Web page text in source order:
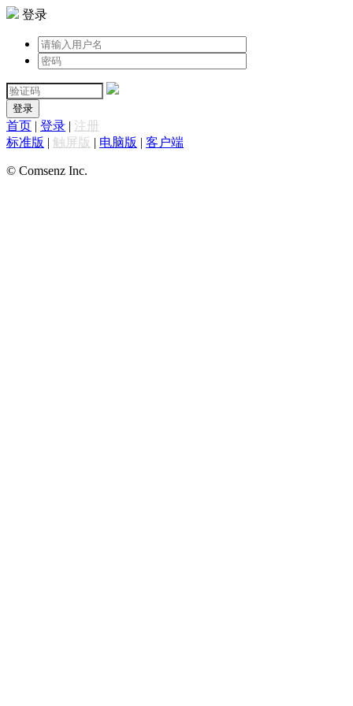
登录
登录
首页 | 登录 | 注册
标准版 | 触屏版 | 电脑版 | 客户端
© Comsenz Inc.